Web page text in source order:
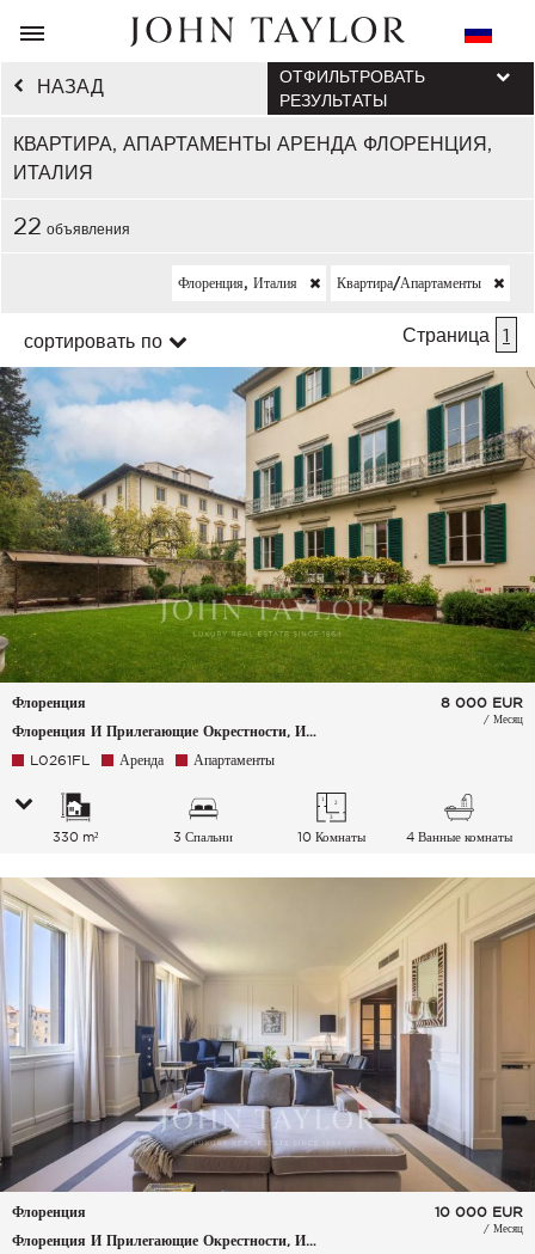
НАЗАД
КВАРТИРА, АПАРТАМЕНТЫ АРЕНДА ФЛОРЕНЦИЯ,
ИТАЛИЯ
ОТФИЛЬТРОВАТЬ
РЕЗУЛЬТАТЫ
22 объявления
Флоренция, Италия Квартира/апартаменты
сортировать по Страница 1
Флоренция
Флоренция И Прилегающие Окрестности, Италия
8 000 EUR
/ Месяц
L0261FL Аренда Апартаменты
330 m² 3 Спальни 10 Комнаты 4 Ванные комнаты
Флоренция
Флоренция И Прилегающие Окрестности, Италия
10 000 EUR
/ Месяц